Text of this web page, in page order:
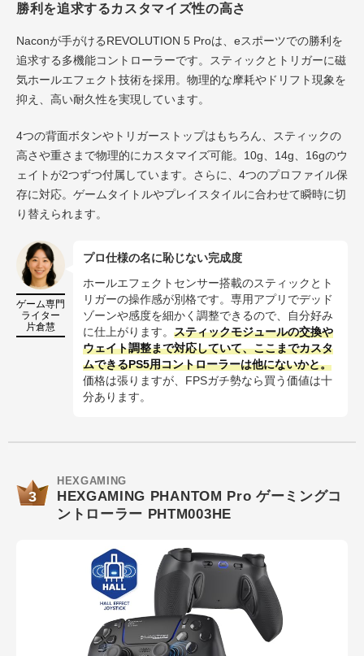
勝利を追求するカスタマイズ性の高さ
Naconが手がけるREVOLUTION 5 Proは、eスポーツでの勝利を
追求する多機能コントローラーです。スティックとトリガーに磁
気ホールエフェクト技術を採用。物理的な摩耗やドリフト現象を
抑え、高い耐久性を実現しています。
4つの背面ボタンやトリガーストップはもちろん、スティックの
高さや重さまで物理的にカスタマイズ可能。10g、14g、16gのウ
ェイトが2つずつ付属しています。さらに、4つのプロファイル保
存に対応。ゲームタイトルやプレイスタイルに合わせて瞬時に切
り替えられます。
ゲーム専門
ライター
片倉慧
プロ仕様の名に恥じない完成度
ホールエフェクトセンサー搭載のスティックとト
リガーの操作感が別格です。専用アプリでデッド
ゾーンや感度を細かく調整できるので、自分好み
に仕上がります。 スティックモジュールの交換や
ウェイト調整まで対応していて、ここまでカスタ
ムできるPS5用コントローラーは他にないかと。
価格は張りますが、FPSガチ勢なら買う価値は十
分あります。
3
HEXGAMING
HEXGAMING PHANTOM Pro ゲーミングコ
ントローラー PHTM003HE